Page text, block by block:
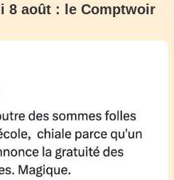
8 août : le Comptwoir